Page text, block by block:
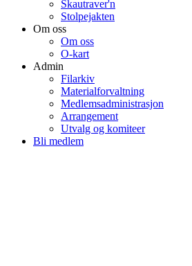
Skautraver'n
Stolpejakten
Om oss
Om oss
O-kart
Admin
Filarkiv
Materialforvaltning
Medlemsadministrasjon
Arrangement
Utvalg og komiteer
Bli medlem